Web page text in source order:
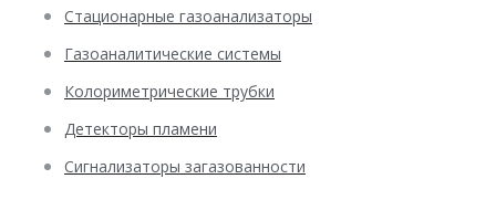
Стационарные газоанализаторы
Газоаналитические системы
Колориметрические трубки
Детекторы пламени
Сигнализаторы загазованности